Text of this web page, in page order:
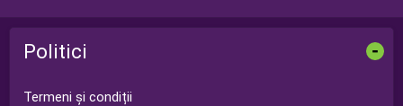
Politici -
Termeni și condiții